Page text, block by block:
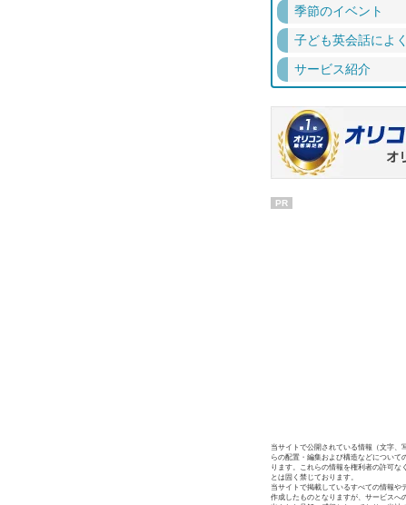
季節のイベント
子ども英会話によ
サービス紹介
PR
当サイトで公開されている情報（文字、
らの配置・編集および構造などについて
ります。これらの情報を権利者の許可な
とは固く禁じております。
当サイトで掲載しているすべての情報や
作成したものとなりますが、サービスへ